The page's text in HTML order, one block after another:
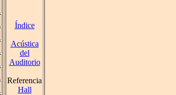
Índice
Acústica
del
Auditorio
Referencia
Hall